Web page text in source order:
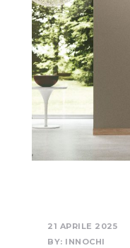
21 APRILE 2025
BY: INNOCHI